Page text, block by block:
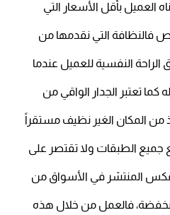
العميل بأقل الأسعار التي
فالنظافة التي نقدمها من
الراحة النفسية للعميل عندما
كما تعتبر الجدار الواقي من
المكان الغير نظيف مستقراً
جميع الطبقات ولا تقتصر على
المنتشر في الأسواق من
فالعمل من خلال هذه